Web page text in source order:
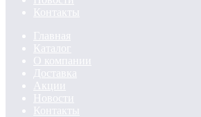
Контакты
Главная
Каталог
О компании
Доставка
Акции
Новости
Контакты